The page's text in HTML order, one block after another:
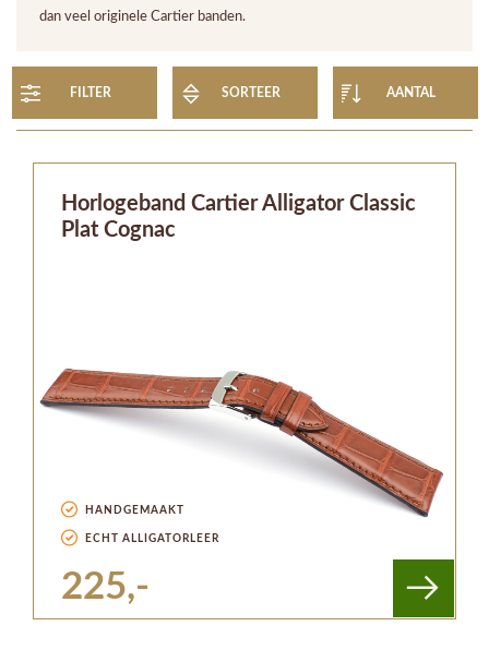
dan veel originele Cartier banden.
FILTER SORTEER AANTAL
Horlogeband Cartier Alligator Classic
Plat Cognac
HANDGEMAAKT
ECHT ALLIGATORLEER
225,-